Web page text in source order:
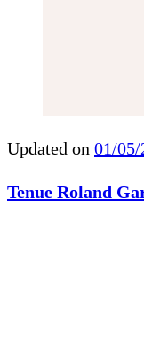
Updated on 01/05/
Tenue Roland